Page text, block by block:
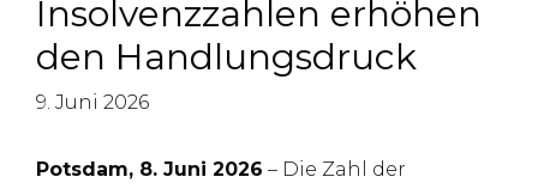
Insolvenzzahlen erhöhen
den Handlungsdruck
9. Juni 2026
Potsdam, 8. Juni 2026 – Die Zahl der